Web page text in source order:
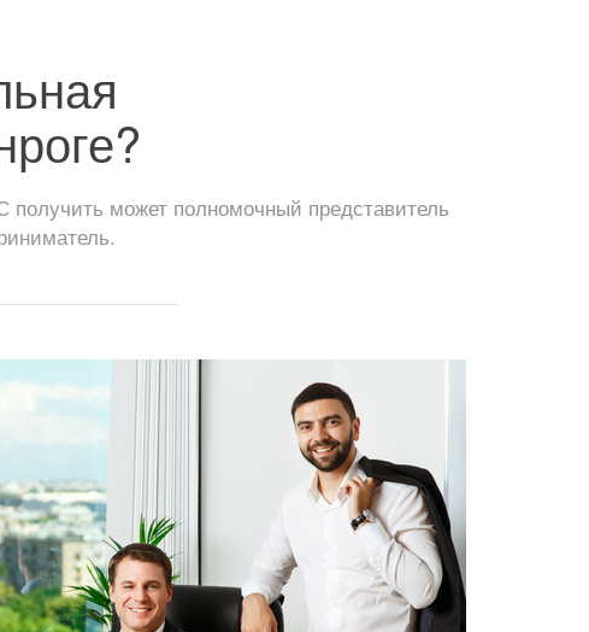
может полномочный представитель